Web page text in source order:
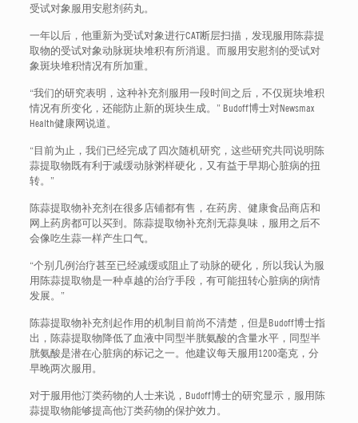
受试对象服用安慰剂药丸。
一年以后，他重新为受试对象进行CAT断层扫描，发现服用陈蒜提
取物的受试对象动脉斑块堆积有所消退。而服用安慰剂的受试对
象斑块堆积情况有所加重。
“我们的研究表明，这种补充剂服用一段时间之后，不仅斑块堆积
情况有所变化，还能防止新的斑块生成。” Budoff博士对Newsmax
Health健康网说道。
“目前为止，我们已经完成了四次随机研究，这些研究共同说明陈
蒜提取物既有利于减缓动脉粥样硬化，又有益于早期心脏病的扭
转。”
陈蒜提取物补充剂在很多店铺都有售，在药房、健康食品商店和
网上药房都可以买到。陈蒜提取物补充剂无蒜臭味，服用之后不
会像吃生蒜一样产生口气。
“个别几例治疗甚至已经减缓或阻止了动脉的硬化，所以我认为服
用陈蒜提取物是一种卓越的治疗手段，有可能扭转心脏病的病情
发展。”
陈蒜提取物补充剂起作用的机制目前尚不清楚，但是Budoff博士指
出，陈蒜提取物降低了血液中同型半胱氨酸的含量水平，同型半
胱氨酸是潜在心脏病的标记之一。他建议每天服用1200毫克，分
早晚两次服用。
对于服用他汀类药物的人士来说，Budoff博士的研究显示，服用陈
蒜提取物能够提高他汀类药物的保护效力。